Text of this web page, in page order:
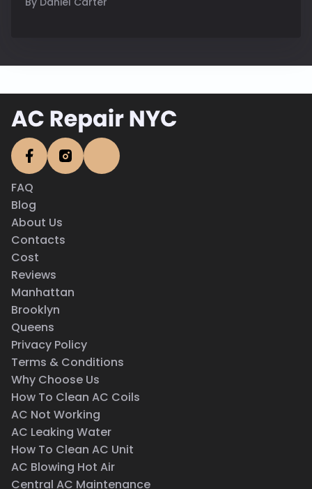
FAQ
Blog
About Us
Contacts
Cost
Reviews
Manhattan
Brooklyn
Queens
Privacy Policy
Terms & Conditions
Why Choose Us
How To Clean AC Coils
AC Not Working
AC Leaking Water
How To Clean AC Unit
AC Blowing Hot Air
Central AC Maintenance